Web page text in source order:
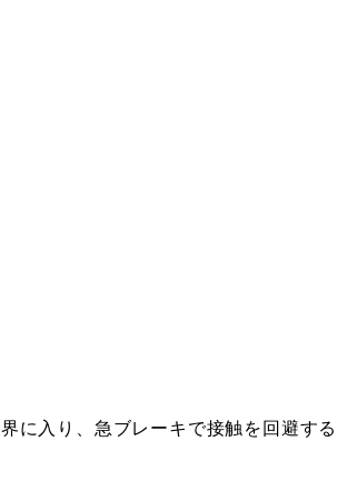
に入り、急ブレーキで接触を回避する